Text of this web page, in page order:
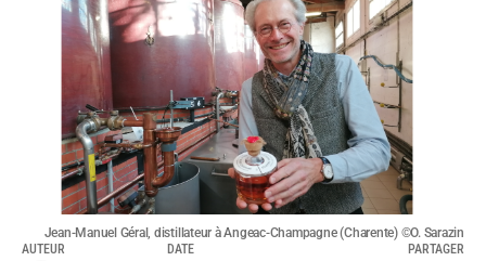
Jean-Manuel Géral, distillateur à Angeac-Champagne (Charente) ©O. Sarazin
AUTEUR
DATE PARTAGER